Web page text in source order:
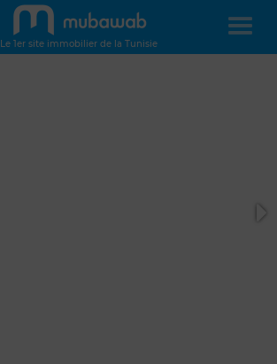
Le 1er site immobilier de la Tunisie